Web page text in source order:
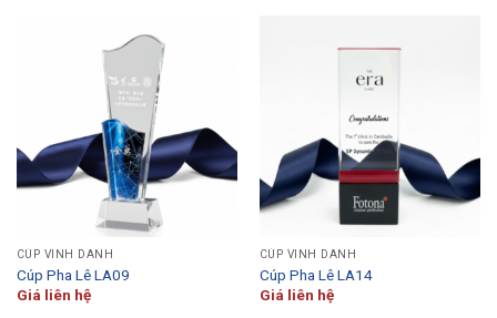
CÚP VINH DANH
Cúp Pha Lê LA09
Giá liên hệ
CÚP VINH DANH
Cúp Pha Lê LA14
Giá liên hệ